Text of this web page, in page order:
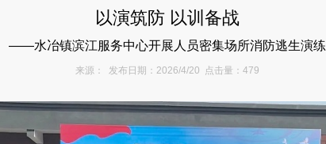
以演筑防 以训备战
——水冶镇滨江服务中心开展人员密集场所消防逃生演练
来源： 发布日期：2026/4/20 点击量：479